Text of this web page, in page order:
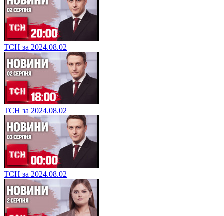
ТСН за 2024.08.02
ТСН за 2024.08.02
ТСН за 2024.08.02